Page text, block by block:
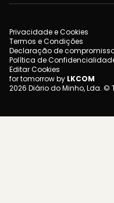
Privacidade e Cookies
Termos e Condições
Declaração de compromisso
Política de
Editar Cookies
for tomorrow by LKCOM
2026 Diário do Minho, Lda.